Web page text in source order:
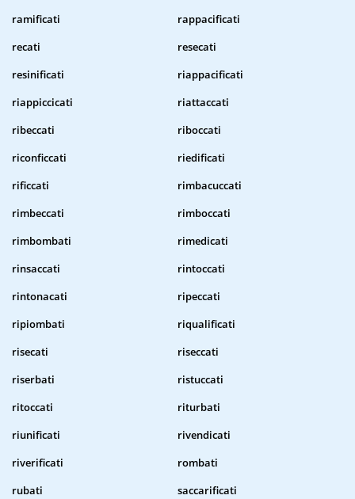
ramificati
rappacificati
recati
resecati
resinificati
riappacificati
riappiccicati
riattaccati
ribeccati
riboccati
riconficcati
riedificati
rificcati
rimbacuccati
rimbeccati
rimboccati
rimbombati
rimedicati
rinsaccati
rintoccati
rintonacati
ripeccati
ripiombati
riqualificati
risecati
riseccati
riserbati
ristuccati
ritoccati
riturbati
riunificati
rivendicati
riverificati
rombati
rubati
saccarificati